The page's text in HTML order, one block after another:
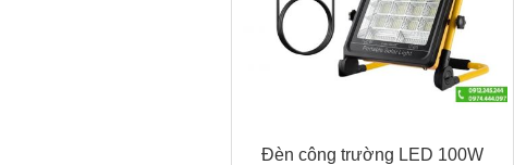
Đèn công trường LED 100W